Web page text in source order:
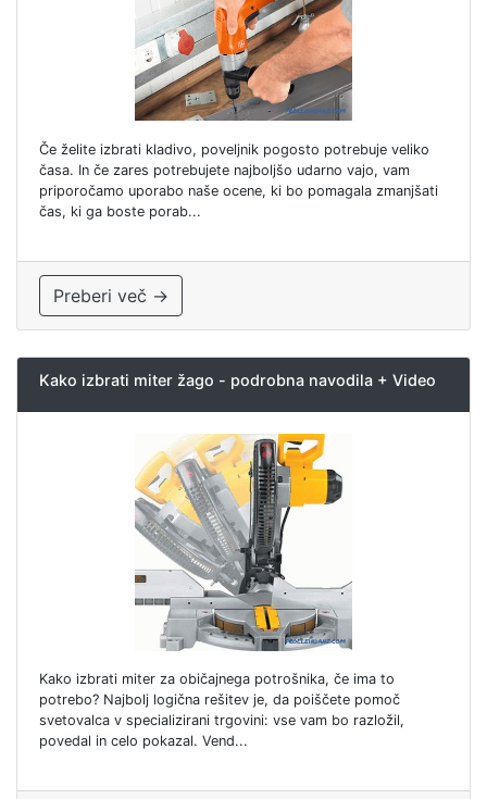
Če želite izbrati kladivo, poveljnik pogosto potrebuje veliko
časa. In če zares potrebujete najboljšo udarno vajo, vam
priporočamo uporabo naše ocene, ki bo pomagala zmanjšati
čas, ki ga boste porab...
Preberi več →
Kako izbrati miter žago - podrobna navodila + Video
Kako izbrati miter za običajnega potrošnika, če ima to
potrebo? Najbolj logična rešitev je, da poiščete pomoč
svetovalca v specializirani trgovini: vse vam bo razložil,
povedal in celo pokazal. Vend...